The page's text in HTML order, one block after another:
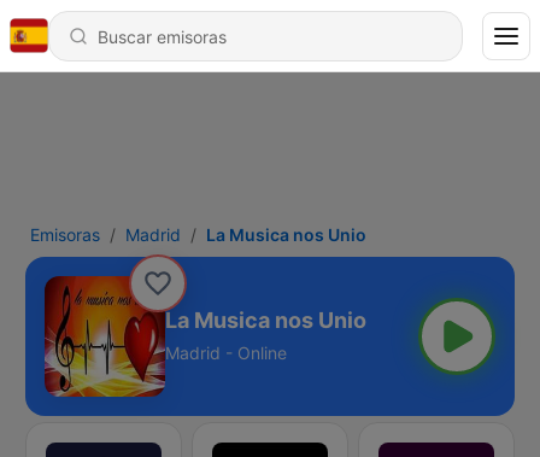
Emisoras Madrid La Musica nos Unio
La Musica nos Unio
Madrid - Online